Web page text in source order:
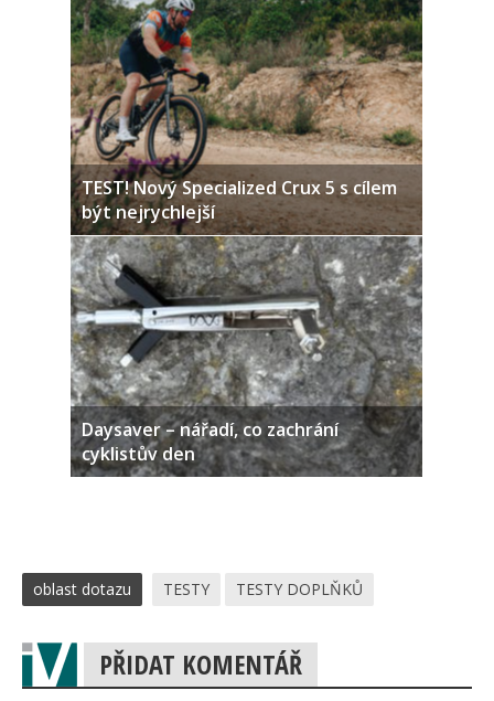
TEST! Nový Specialized Crux 5 s cílem
být nejrychlejší
Daysaver – nářadí, co zachrání
cyklistův den
oblast dotazu TESTY TESTY DOPLŇKŮ
PŘIDAT KOMENTÁŘ